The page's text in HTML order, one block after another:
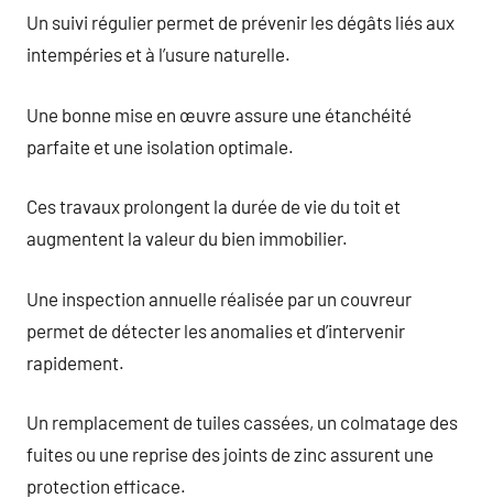
Un suivi régulier permet de prévenir les dégâts liés aux
intempéries et à l’usure naturelle.
Une bonne mise en œuvre assure une étanchéité
parfaite et une isolation optimale.
Ces travaux prolongent la durée de vie du toit et
augmentent la valeur du bien immobilier.
Une inspection annuelle réalisée par un couvreur
permet de détecter les anomalies et d’intervenir
rapidement.
Un remplacement de tuiles cassées, un colmatage des
fuites ou une reprise des joints de zinc assurent une
protection efficace.